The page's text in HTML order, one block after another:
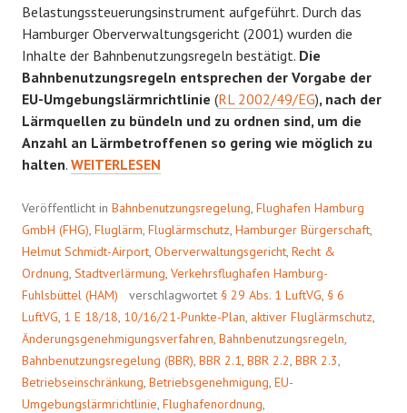
Belastungssteuerungsinstrument aufgeführt. Durch das
Hamburger Oberverwaltungsgericht (2001) wurden die
Inhalte der Bahnbenutzungsregeln bestätigt. Die
Bahnbenutzungsregeln entsprechen der Vorgabe der
EU-Umgebungslärmrichtlinie (RL 2002/49/EG), nach der
Lärmquellen zu bündeln und zu ordnen sind, um die
Anzahl an Lärmbetroffenen so gering wie möglich zu
halten. UNRECHT
WEITERLESEN
Veröffentlicht in Bahnbenutzungsregelung, Flughafen Hamburg
GmbH (FHG), Fluglärm, Fluglärmschutz, Hamburger Bürgerschaft,
Helmut Schmidt-Airport, Oberverwaltungsgericht, Recht &
Ordnung, Stadtverlärmung, Verkehrsflughafen Hamburg-
Fuhlsbüttel (HAM)
verschlagwortet § 29 Abs. 1 LuftVG, § 6
LuftVG, 1 E 18/18, 10/16/21-Punkte-Plan, aktiver Fluglärmschutz,
Änderungsgenehmigungsverfahren, Bahnbenutzungsregeln,
Bahnbenutzungsregelung (BBR), BBR 2.1, BBR 2.2, BBR 2.3,
Betriebseinschränkung, Betriebsgenehmigung, EU-
Umgebungslärmrichtlinie, Flughafenordnung,